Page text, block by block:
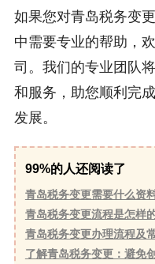
如果您对青岛税务变
中需要专业的帮助，
司。我们的专业团队
和服务，助您顺利完
发展。
99%的人还阅读了
青岛税务变更需要什么资
青岛税务变更流程是怎样
青岛税务变更办理流程及
了解青岛税务变更：避免